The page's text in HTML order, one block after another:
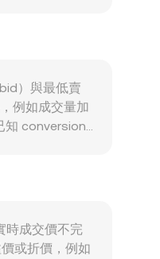
。監管方面，
市深度與媒
）與最低賣
例如成交量加
知 conversion
如
與跨平台的
時成交價不完
或折價，例如